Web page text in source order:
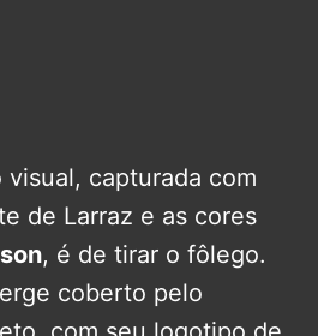
capturada com
de Larraz e as cores
, é de tirar o fôlego.
coberto pelo